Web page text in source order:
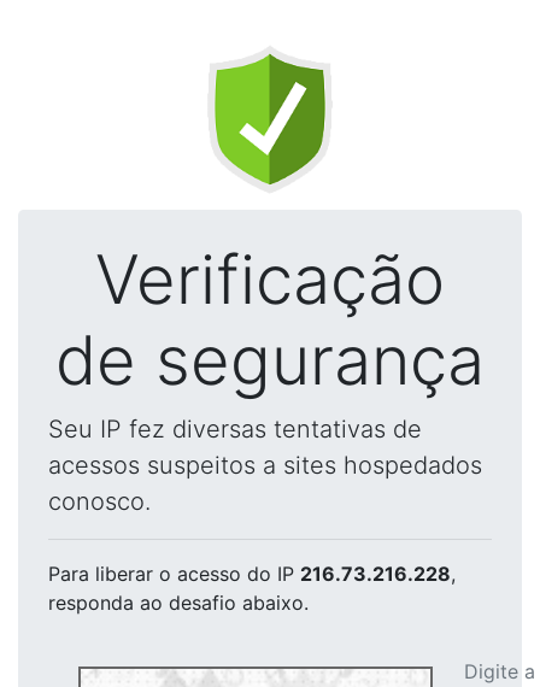
Verificação
de segurança
Seu IP fez diversas tentativas de
acessos suspeitos a sites hospedados
conosco.
Para liberar o acesso do IP 216.73.216.228,
responda ao desafio abaixo.
Digite